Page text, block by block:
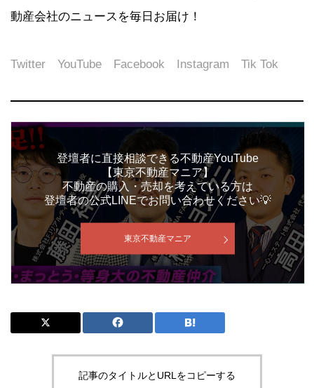
動産会社のニュースを毎日お届け！
Twitter YouTube Facebook Instagram Tik Tok
登壇者に直接相談できる不動産YouTube
【東京不動産マニア】
不動産の購入・売却を考えている方は
登壇者の公式LINEでお問い合わせください💡
東京不動産マニア
記事のタイトルとURLをコピーする